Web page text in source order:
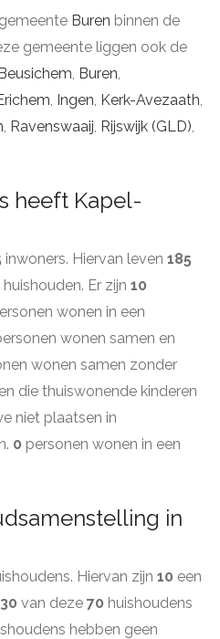
Buren binnen de
gemeente liggen ook de
, Buren,
, Ingen, Kerk-Avezaath,
, Ravenswaaij, Rijswijk (GLD),
heeft Kapel-
inwoners. Hiervan leven 185
Er zijn 10
wonen in een
wonen samen en
wonen samen zonder
die thuiswonende kinderen
niet plaatsen in
0 personen wonen in een
in
Hiervan zijn 10 een
30 van deze 70 huishoudens
hebben geen